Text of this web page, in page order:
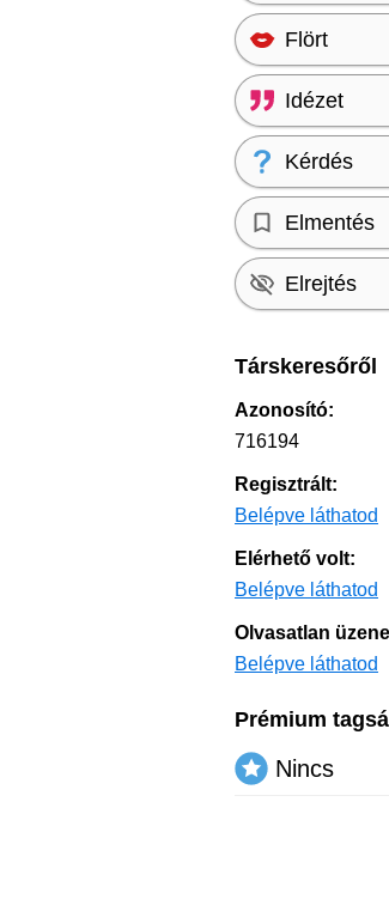
Flört
Idézet
Kérdés
Elmentés
Elrejtés
Társkeresőről
Azonosító:
716194
Regisztrált:
Belépve láthatod
Elérhető volt:
Belépve láthatod
Olvasatlan
Belépve láthatod
Prémium
Nincs